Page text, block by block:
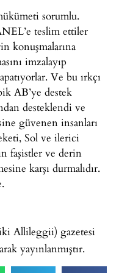
sorumlu.
teslim ettiler
konuşmalarına
imzalayıp
Ve bu ırkçı
AB’ye destek
desteklendi ve
güvenen insanları
Sol ve ilerici
faşistler ve derin
karşı durmalıdır.
Allileggii) gazetesi
yayınlanmıştır.